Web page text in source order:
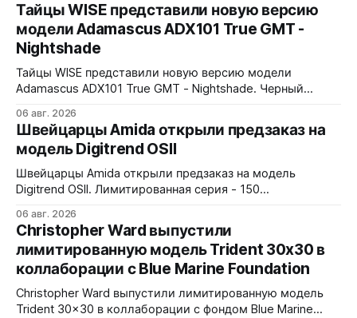
Тайцы WISE представили новую версию
модели Adamascus ADX101 True GMT -
Nightshade
Тайцы WISE представили новую версию модели
Adamascus ADX101 True GMT - Nightshade. Черный
Ceramic, стрелки и индексы Gungrey. 40x12,4x47,75 мм.
Корпус и браслет - сталь 904L, опционально ремешок
X1 FKM Rubber. Сапфировое стекло спереди и сзади с
внутренним AR-покрытием. Безель двунаправленный на
72 клика.
06 авг. 2026
Швейцарцы Amida открыли предзаказ на
модель Digitrend OSII
Швейцарцы Amida открыли предзаказ на модель
Digitrend OSII. Лимитированная серия - 150
Верхняя часть корпуса выполнена из цельного блока
сапфира с призмой, отображающей прыгающие часы и
бегущие минуты вертикально. Подсветка C1 X1 BL
Super-LumiNova на индексах - впервые в истории
Digitrend дисплей светится в темноте.
06 авг. 2026
Christopher Ward выпустили
лимитированную модель Trident 30x30 в
коллаборации с Blue Marine Foundation
Christopher Ward выпустили лимитированную модель
Trident 30x30 в коллаборации с фондом Blue Marine